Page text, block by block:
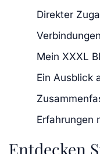
Direkter
Mein XXXL
Ein Ausblick
Erfahrungen
Entdecken